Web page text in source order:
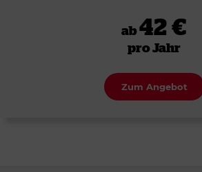
ab42 €
pro Jahr
Zum Angebot